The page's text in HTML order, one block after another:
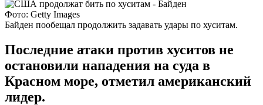
Фото: Getty Images
Байден пообещал продолжить задавать удары по хуситам.
Последние атаки против хуситов не
остановили нападения на суда в
Красном море, отметил американский
лидер.